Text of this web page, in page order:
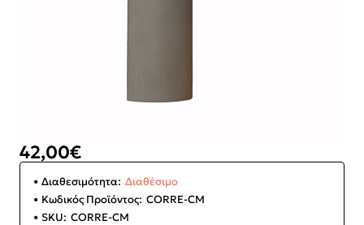
42,00€
Διαθεσιμότητα: Διαθέσιμο
Κωδικός Προϊόντος: CORRE-CM
SKU: CORRE-CM